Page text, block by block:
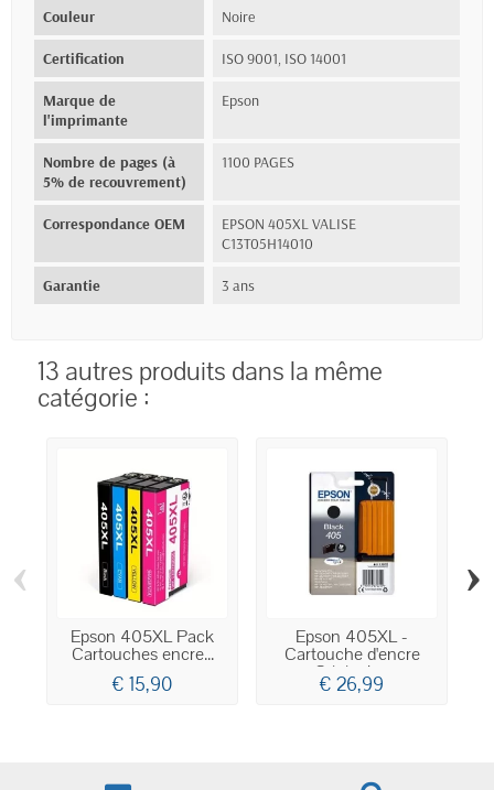
Couleur Noire
Certification ISO 9001, ISO 14001
Marque de
l'imprimante
Epson
Nombre de pages (à
5% de recouvrement)
1100 PAGES
Correspondance OEM
EPSON 405XL VALISE
C13T05H14010
Garantie 3 ans
13 autres produits dans la même
catégorie :
Epson 405XL Pack
Cartouches encre...
€ 15,90
Epson 405XL -
Cartouche d'encre
Originale...
€ 26,99
‹ ›